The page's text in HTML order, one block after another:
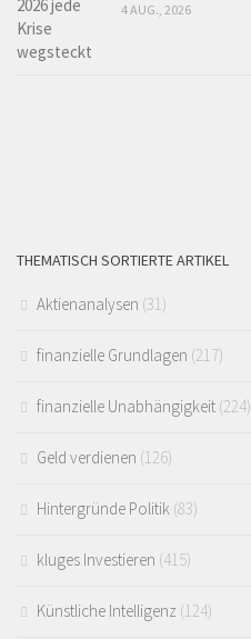
4 AUG., 2026
THEMATISCH SORTIERTE ARTIKEL
Aktienanalysen (31)
finanzielle Grundlagen (217)
finanzielle Unabhängigkeit (224)
Geld verdienen (126)
Hintergründe Politik (83)
kluges Investieren (415)
Künstliche Intelligenz (124)